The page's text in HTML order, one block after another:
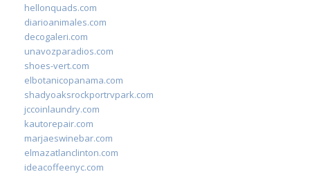
hellonquads.com
diarioanimales.com
decogaleri.com
unavozparadios.com
shoes-vert.com
elbotanicopanama.com
shadyoaksrockportrvpark.com
jccoinlaundry.com
kautorepair.com
marjaeswinebar.com
elmazatlanclinton.com
ideacoffeenyc.com